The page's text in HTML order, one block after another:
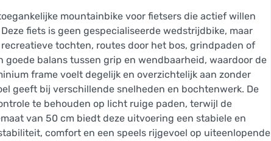
mountainbike voor fietsers die actief willen
fiets is geen gespecialiseerde wedstrijdbike, maar
tochten, routes door het bos, grindpaden of
balans tussen grip en wendbaarheid, waardoor de
frame voelt degelijk en overzichtelijk aan zonder
geeft bij verschillende snelheden en bochtenwerk. De
te behouden op licht ruige paden, terwijl de
van 50 cm biedt deze uitvoering een stabiele en
comfort en een speels rijgevoel op uiteenlopende